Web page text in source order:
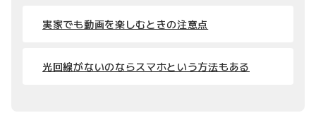
実家でも動画を楽しむときの注意点
光回線がないのならスマホという方法もある